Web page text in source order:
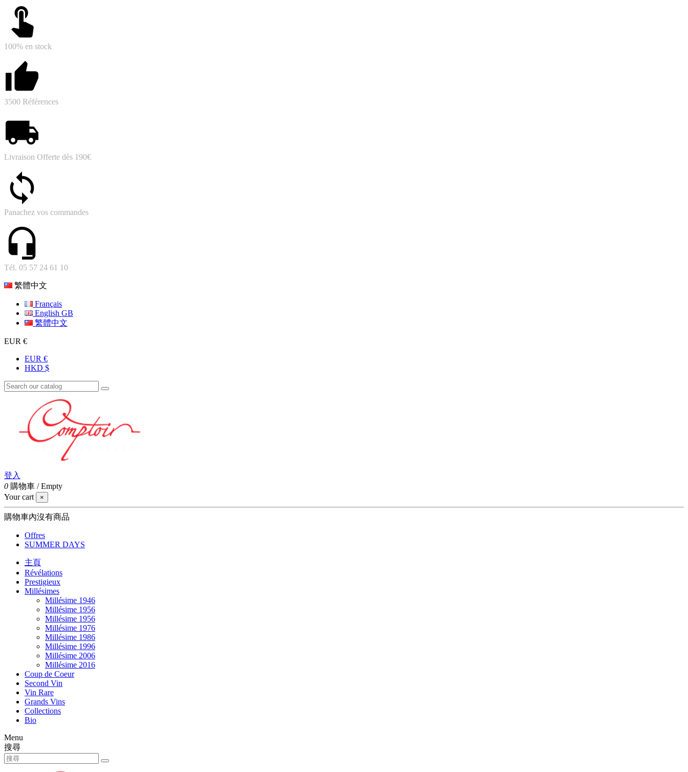
100% en stock
3500 Références
Livraison Offerte dès 190€
Panachez vos commandes
Tél. 05 57 24 61 10
繁體中文
Français
English GB
繁體中文
EUR €
EUR €
HKD $
登入
0 購物車 /Empty
Your cart
×
購物車內沒有商品
Offres
SUMMER DAYS
主頁
Révélations
Prestigieux
Millésimes
Millésime 1946
Millésime 1956
Millésime 1956
Millésime 1976
Millésime 1986
Millésime 1996
Millésime 2006
Millésime 2016
Coup de Coeur
Second Vin
Vin Rare
Grands Vins
Collections
Bio
Menu
搜尋